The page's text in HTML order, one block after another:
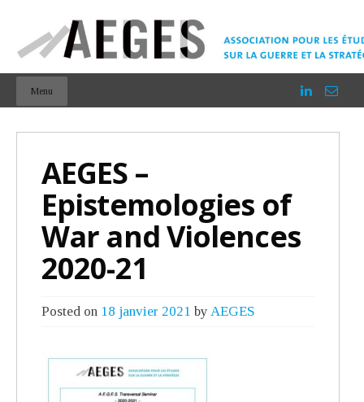
Menu
AEGES –
Epistemologies of
War and Violences
2020-21
Posted on 18 janvier 2021 by AEGES